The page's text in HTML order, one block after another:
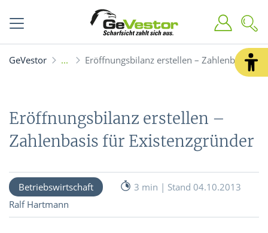
GeVestor Eröffnungsbilanz erstellen – Zahlenbasis
Eröffnungsbilanz erstellen –
Zahlenbasis für Existenzgründer
Betriebswirtschaft
3 min | Stand 04.10.2013
Ralf Hartmann